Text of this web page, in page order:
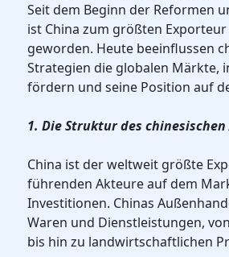
Seit dem Beginn der Reformen
ist China zum größten
geworden. Heute beeinflussen
Strategien die globalen Märkte,
fördern und seine Position auf
1. Die Struktur des
China ist der weltweit größte
führenden Akteure auf dem
Investitionen. Chinas
Waren und Dienstleistungen,
bis hin zu landwirtschaftlichen